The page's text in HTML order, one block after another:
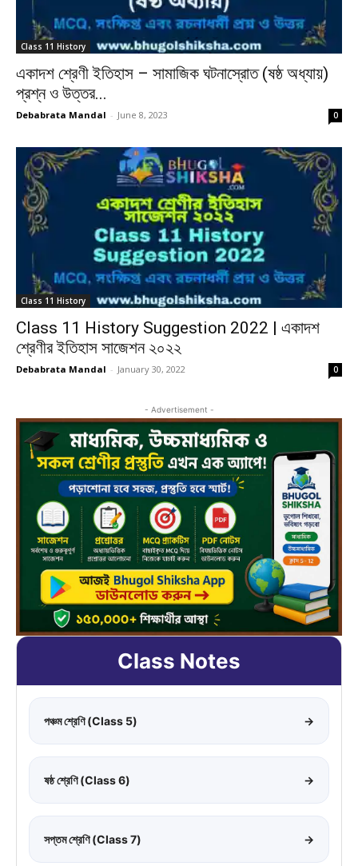
Class 11 History
একাদশ শ্রেণী ইতিহাস – সামাজিক ঘটনাস্রোত (ষষ্ঠ অধ্যায়)
প্রশ্ন ও উত্তর...
Debabrata Mandal - June 8, 2023 0
Class 11 History
Class 11 History Suggestion 2022 | একাদশ
শ্রেণীর ইতিহাস সাজেশন ২০২২
Debabrata Mandal - January 30, 2022 0
- Advertisement -
Class Notes
পঞ্চম শ্রেণি (Class 5) →
ষষ্ঠ শ্রেণি (Class 6) →
সপ্তম শ্রেণি (Class 7) →